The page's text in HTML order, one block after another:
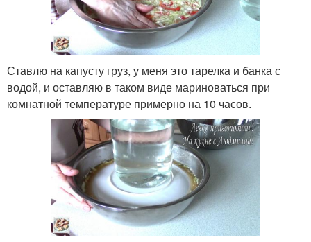
Ставлю на капусту груз, у меня это тарелка и банка с
водой, и оставляю в таком виде мариноваться при
комнатной температуре примерно на 10 часов.